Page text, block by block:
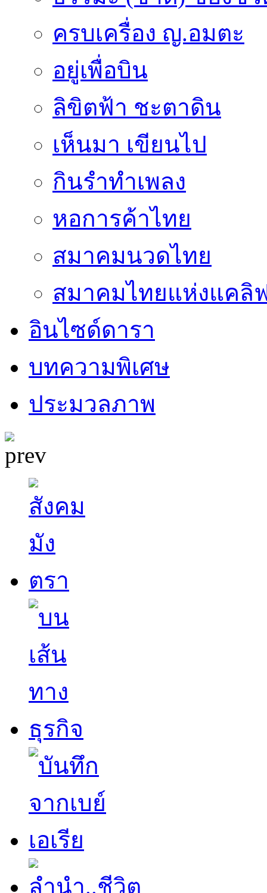
ครบเครื่อง ญ.อมตะ
อยู่เพื่อบิน
ลิขิตฟ้า ชะตาดิน
เห็นมา เขียนไป
กินรำทำเพลง
หอการค้าไทย
สมาคมนวดไทย
สมาคมไทยแห่งแคลิ
อินไซด์ดารา
บทความพิเศษ
ประมวลภาพ